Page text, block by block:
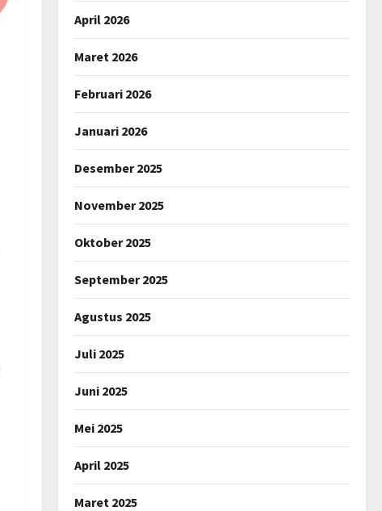
April 2026
Maret 2026
Februari 2026
Januari 2026
Desember 2025
November 2025
Oktober 2025
September 2025
Agustus 2025
Juli 2025
Juni 2025
Mei 2025
April 2025
Maret 2025